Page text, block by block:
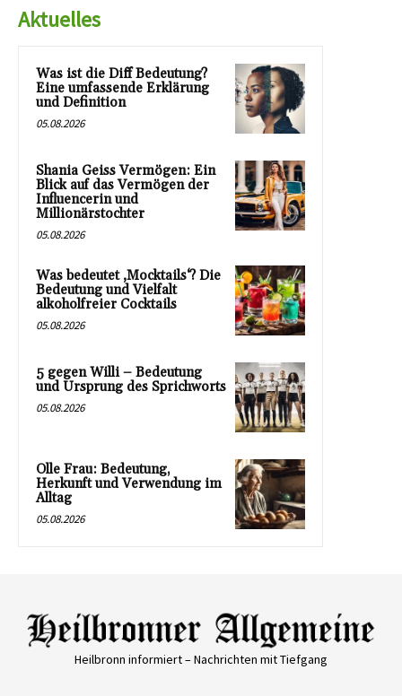
Aktuelles
Was ist die Diff Bedeutung?
Eine umfassende Erklärung
und Definition
05.08.2026
Shania Geiss Vermögen: Ein
Blick auf das Vermögen der
Influencerin und
Millionärstochter
05.08.2026
Was bedeutet ‚Mocktails‘? Die
Bedeutung und Vielfalt
alkoholfreier Cocktails
05.08.2026
5 gegen Willi – Bedeutung
und Ursprung des Sprichworts
05.08.2026
Olle Frau: Bedeutung,
Herkunft und Verwendung im
Alltag
05.08.2026
Heilbronn informiert – Nachrichten mit Tiefgang